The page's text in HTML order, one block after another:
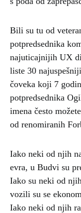
Bili su tu od
potpredsednika
najuticajnijih UX
liste 30
čoveka koji 7
potpredsednika
imena često
od renomiranih
Iako neki od njih
evra, u Budvi su
Iako su neki od
vozili su se
Iako neki od njih